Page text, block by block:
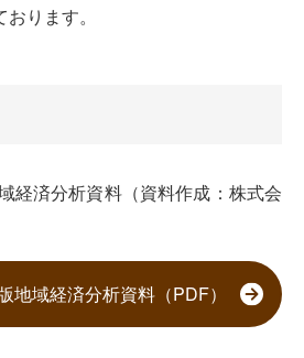
ります。
経済分析資料（資料作成：株式会
地域経済分析資料（PDF）